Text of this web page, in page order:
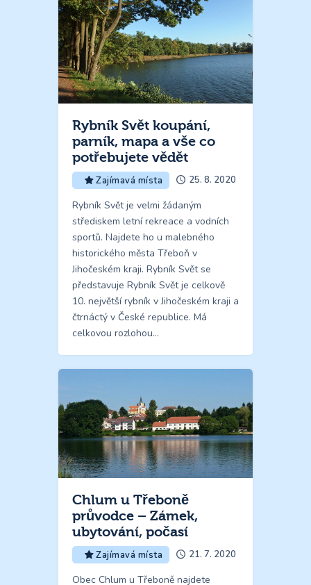
Rybník Svět koupání,
parník, mapa a vše co
potřebujete vědět
Zajímavá místa 25. 8. 2020
Rybník Svět je velmi žádaným
střediskem letní rekreace a vodních
sportů. Najdete ho u malebného
historického města Třeboň v
Jihočeském kraji. Rybník Svět se
představuje Rybník Svět je celkově
10. největší rybník v Jihočeském kraji a
čtrnáctý v České republice. Má
celkovou rozlohou…
Chlum u Třeboně
průvodce – Zámek,
ubytování, počasí
Zajímavá místa 21. 7. 2020
Obec Chlum u Třeboně najdete